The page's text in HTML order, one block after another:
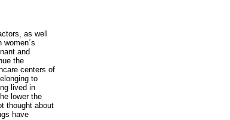
as well
and
the
centers of
to
lived in
lower the
thought about
have